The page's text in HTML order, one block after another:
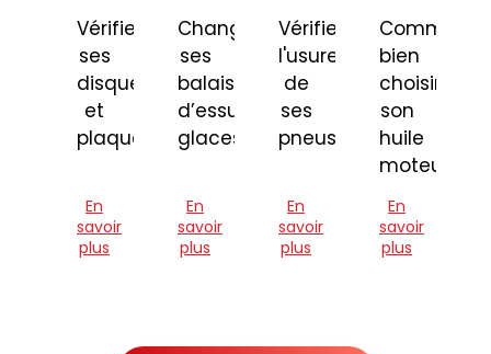
Vérifier
ses
disques
et
plaquettes
En
savoir
plus
Changer
ses
balais
d’essuie-
glaces
En
savoir
plus
Vérifier
l'usure
de
ses
pneus
En
savoir
plus
Comment
bien
choisir
son
huile
moteur
En
savoir
plus